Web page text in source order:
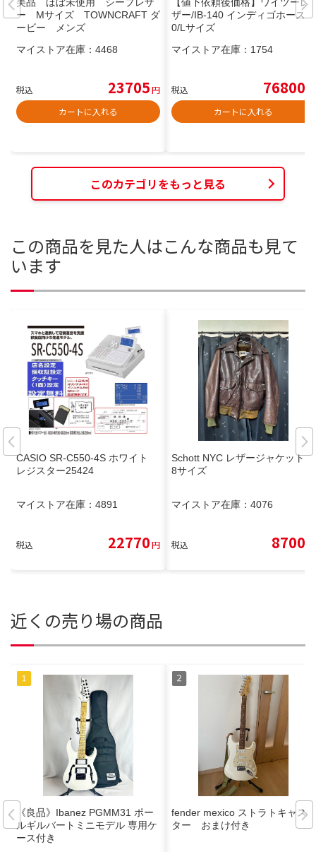
美品 ほぼ未使用 シープレザ
ー Mサイズ TOWNCRAFT ダ
ービー メンズ
マイストア在庫： 4468
税込 23705円
カートに入れる
【値下依頼後価格】ワイツーレ
ザー/IB-140 インディゴホース/4
0/Lサイズ
マイストア在庫： 1754
税込 76800
カートに入れる
このカテゴリをもっと見る
この商品を見た人はこんな商品も見て
います
CASIO SR-C550-4S ホワイト
レジスター25424
マイストア在庫： 4891
税込 22770円
Schott NYC レザージャケット 3
8サイズ
マイストア在庫： 4076
税込 8700
近くの売り場の商品
《良品》Ibanez PGMM31 ポー
ルギルバートミニモデル 専用ケ
ース付き
fender mexico ストラトキャス
ター おまけ付き